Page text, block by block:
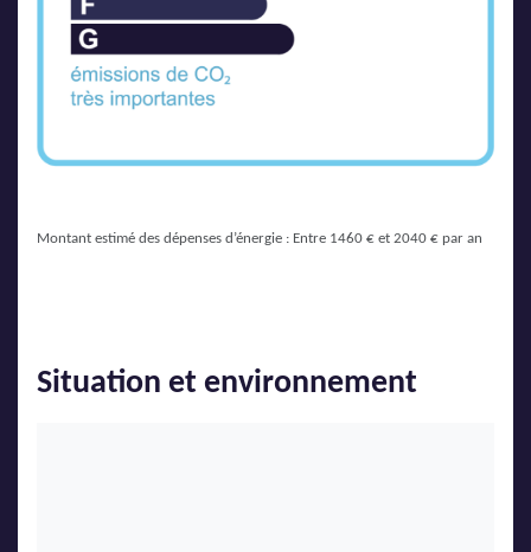
Montant estimé des dépenses d’énergie : Entre 1460 € et 2040 € par an
Situation et environnement